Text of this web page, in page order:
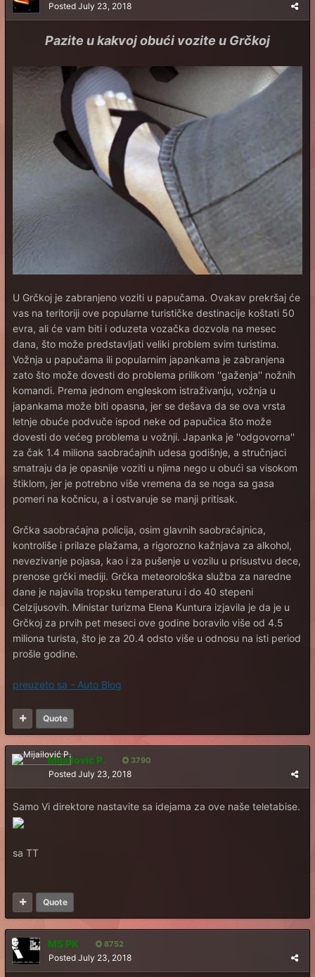
Posted July 23, 2018
Pazite u kakvoj obući vozite u Grčkoj
U Grčkoj je zabranjeno voziti u papučama. Ovakav prekršaj će
vas na teritoriji ove popularne turističke destinacije koštati 50
evra, ali će vam biti i oduzeta vozačka dozvola na mesec
dana, što može predstavljati veliki problem svim turistima.
Vožnja u papučama ili popularnim japankama je zabranjena
zato što može dovesti do problema prilikom ''gaženja'' nožnih
komandi. Prema jednom engleskom istraživanju, vožnja u
japankama može biti opasna, jer se dešava da se ova vrsta
letnje obuće podvuče ispod neke od papučica što može
dovesti do većeg problema u vožnji. Japanka je ''odgovorna''
za čak 1.4 miliona saobraćajnih udesa godišnje, a stručnjaci
smatraju da je opasnije voziti u njima nego u obući sa visokom
štiklom, jer je potrebno više vremena da se noga sa gasa
pomeri na kočnicu, a i ostvaruje se manji pritisak.
Grčka saobraćajna policija, osim glavnih saobraćajnica,
kontroliše i prilaze plažama, a rigorozno kažnjava za alkohol,
nevezivanje pojasa, kao i za pušenje u vozilu u prisustvu dece,
prenose grčki mediji. Grčka meteorološka služba za naredne
dane je najavila tropsku temperaturu i do 40 stepeni
Celzijusovih. Ministar turizma Elena Kuntura izjavila je da je u
Grčkoj za prvih pet meseci ove godine boravilo više od 4.5
miliona turista, što je za 20.4 odsto više u odnosu na isti period
prošle godine.
preuzeto sa - Auto Blog
Quote
Mijailović P. 3790
Posted July 23, 2018
Samo Vi direktore nastavite sa idejama za ove naše teletabise.
sa TT
Quote
MS PK 8752
Posted July 23, 2018